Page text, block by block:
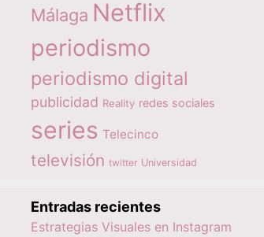
Málaga Netflix
periodismo
periodismo digital
publicidad Reality redes sociales
series Telecinco
televisión twitter Universidad
Entradas recientes
Estrategias Visuales en Instagram